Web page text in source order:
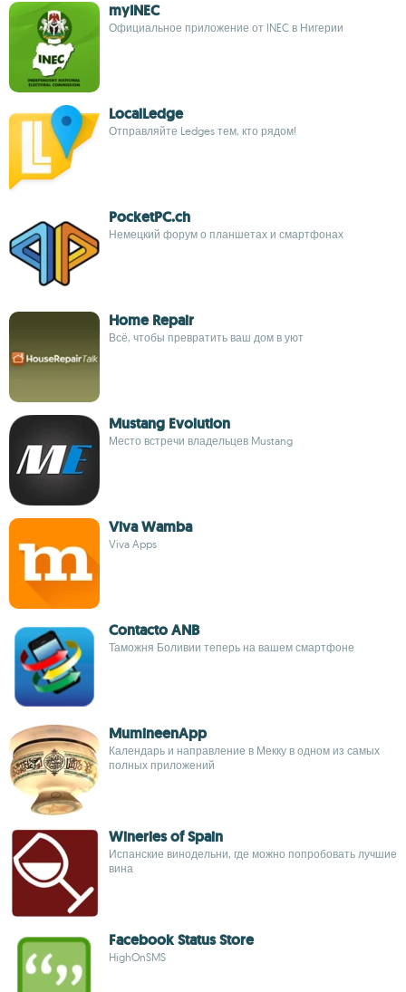
myINEC
Официальное приложение от INEC в Нигерии
LocalLedge
Отправляйте Ledges тем, кто рядом!
PocketPC.ch
Немецкий форум о планшетах и смартфонах
Home Repair
Всё, чтобы превратить ваш дом в уют
Mustang Evolution
Место встречи владельцев Mustang
Viva Wamba
Viva Apps
Contacto ANB
Таможня Боливии теперь на вашем смартфоне
MumineenApp
Календарь и направление в Мекку в одном из самых
полных приложений
Wineries of Spain
Испанские винодельни, где можно попробовать лучшие
вина
Facebook Status Store
HighOnSMS